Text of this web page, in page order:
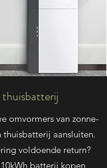
thuisbatterij
omvormers van zonne-
thuisbatterij aansluiten.
voldoende return?
batterij kopen